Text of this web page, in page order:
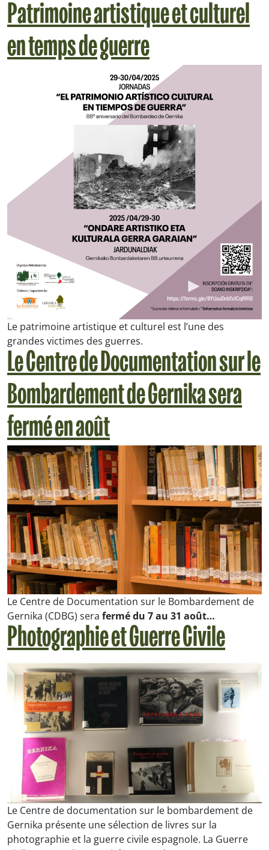
Patrimoine artistique et culturel
en temps de guerre
Le patrimoine artistique et culturel est l’une des
grandes victimes des guerres.
Le Centre de Documentation sur le
Bombardement de Gernika sera
fermé en août
Le Centre de Documentation sur le Bombardement de
Gernika (CDBG) sera fermé du 7 au 31 août…
Photographie et Guerre Civile
Le Centre de documentation sur le bombardement de
Gernika présente une sélection de livres sur la
photographie et la guerre civile espagnole. La Guerre